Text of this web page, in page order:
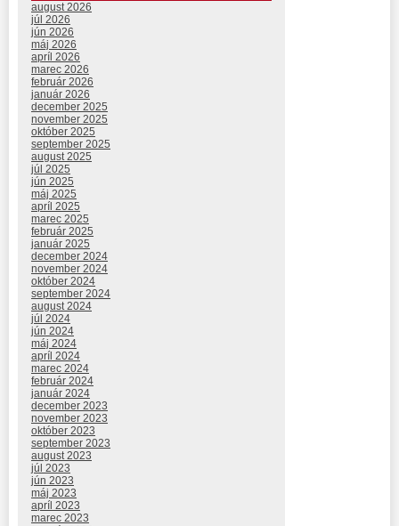
august 2026
júl 2026
jún 2026
máj 2026
apríl 2026
marec 2026
február 2026
január 2026
december 2025
november 2025
október 2025
september 2025
august 2025
júl 2025
jún 2025
máj 2025
apríl 2025
marec 2025
február 2025
január 2025
december 2024
november 2024
október 2024
september 2024
august 2024
júl 2024
jún 2024
máj 2024
apríl 2024
marec 2024
február 2024
január 2024
december 2023
november 2023
október 2023
september 2023
august 2023
júl 2023
jún 2023
máj 2023
apríl 2023
marec 2023